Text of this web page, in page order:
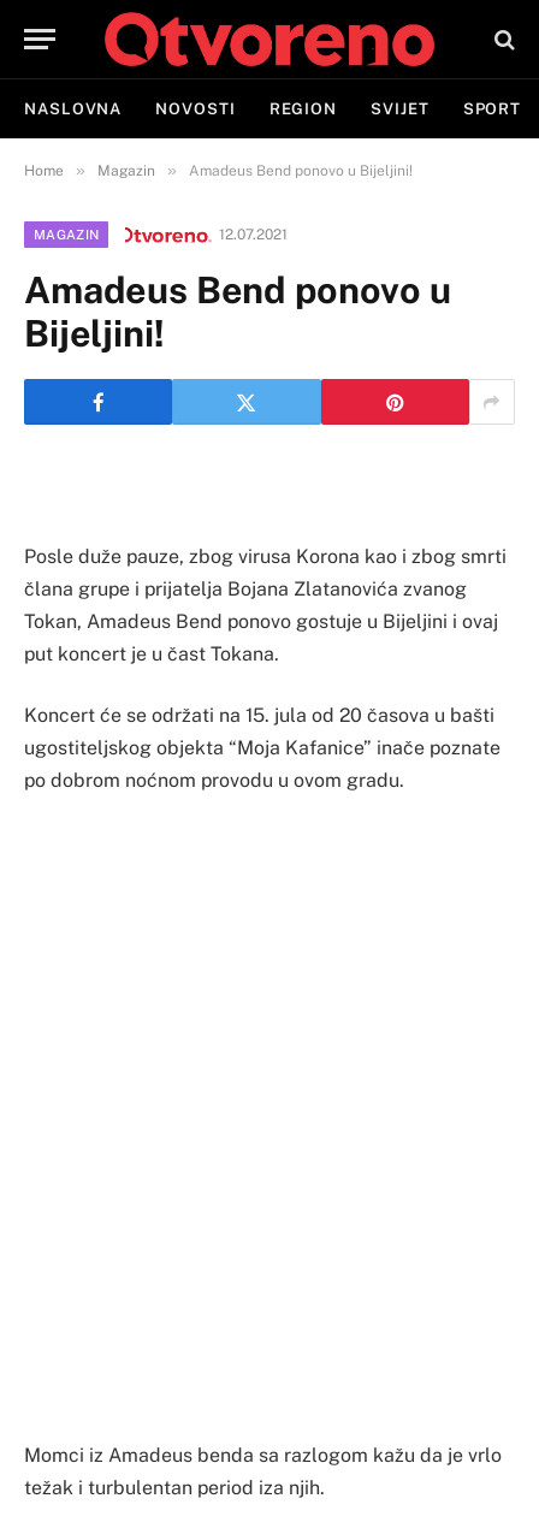
NASLOVNA NOVOSTI REGION SVIJET SPORT
Home » Magazin » Amadeus Bend ponovo u Bijeljini!
MAGAZIN 12.07.2021
Amadeus Bend ponovo u
Bijeljini!
Posle duže pauze, zbog virusa Korona kao i zbog smrti
člana grupe i prijatelja Bojana Zlatanovića zvanog
Tokan, Amadeus Bend ponovo gostuje u Bijeljini i ovaj
put koncert je u čast Tokana.
Koncert će se održati na 15. jula od 20 časova u bašti
ugostiteljskog objekta “Moja Kafanice” inače poznate
po dobrom noćnom provodu u ovom gradu.
Momci iz Amadeus benda sa razlogom kažu da je vrlo
težak i turbulentan period iza njih.